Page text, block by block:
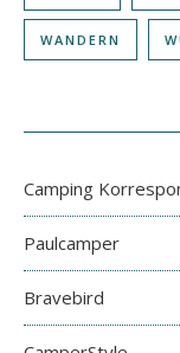
WANDERN
Camping
Paulcamper
Bravebird